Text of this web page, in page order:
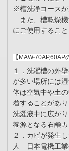
※槽洗浄コースが
また、槽乾燥機
にご使用すること
【MAW-70AP,60AP
１．洗濯槽の外
が多い場所には
体は空気中や土
着することがあ
洗濯液中に広が
養源となる石鹸
２．カビが発生
人 日本電機工業